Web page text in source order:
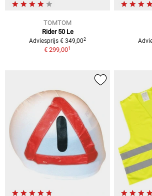
TOMTOM
Rider 50 Le
Adviesprijs € 349,002
€ 299,001